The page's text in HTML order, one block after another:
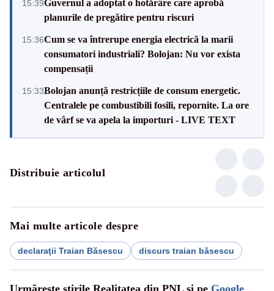
15:39Guvernul a adoptat o hotărâre care aprobă
planurile de pregătire pentru riscuri
15:36Cum se va întrerupe energia electrică la marii
consumatori industriali? Bolojan: Nu vor exista
compensații
15:33Bolojan anunță restricțiile de consum energetic.
Centralele pe combustibili fosili, repornite. La ore
de vârf se va apela la importuri - LIVE TEXT
Distribuie articolul
Mai multe articole despre
declaraţii Traian Băsescu discurs traian băsescu
Urmărește știrile Realitatea din PNL și pe Google